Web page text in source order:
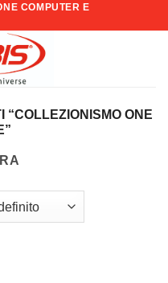
COMPUTER E
“COLLEZIONISMO ONE